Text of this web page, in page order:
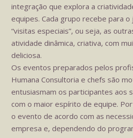
integração que explora a
equipes. Cada grupo recebe para o
“visitas especiais”, ou seja, as
atividade dinâmica, criativa, com
deliciosa.
Os eventos preparados pelos
Humana Consultoria e chefs são
entusiasmam os participantes aos
com o maior espírito de equipe.
o evento de acordo com as
empresa e, dependendo do